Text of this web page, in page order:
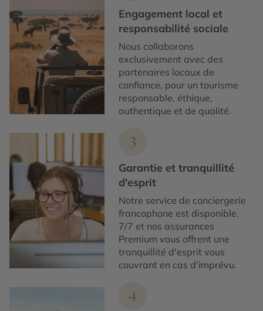
Engagement local et
responsabilité sociale
Nous collaborons
exclusivement avec des
partenaires locaux de
confiance, pour un tourisme
responsable, éthique,
authentique et de qualité.
3
Garantie et tranquillité
d'esprit
Notre service de conciergerie
francophone est disponible,
7/7 et nos assurances
Premium vous offrent une
tranquillité d'esprit vous
couvrant en cas d’imprévu.
4